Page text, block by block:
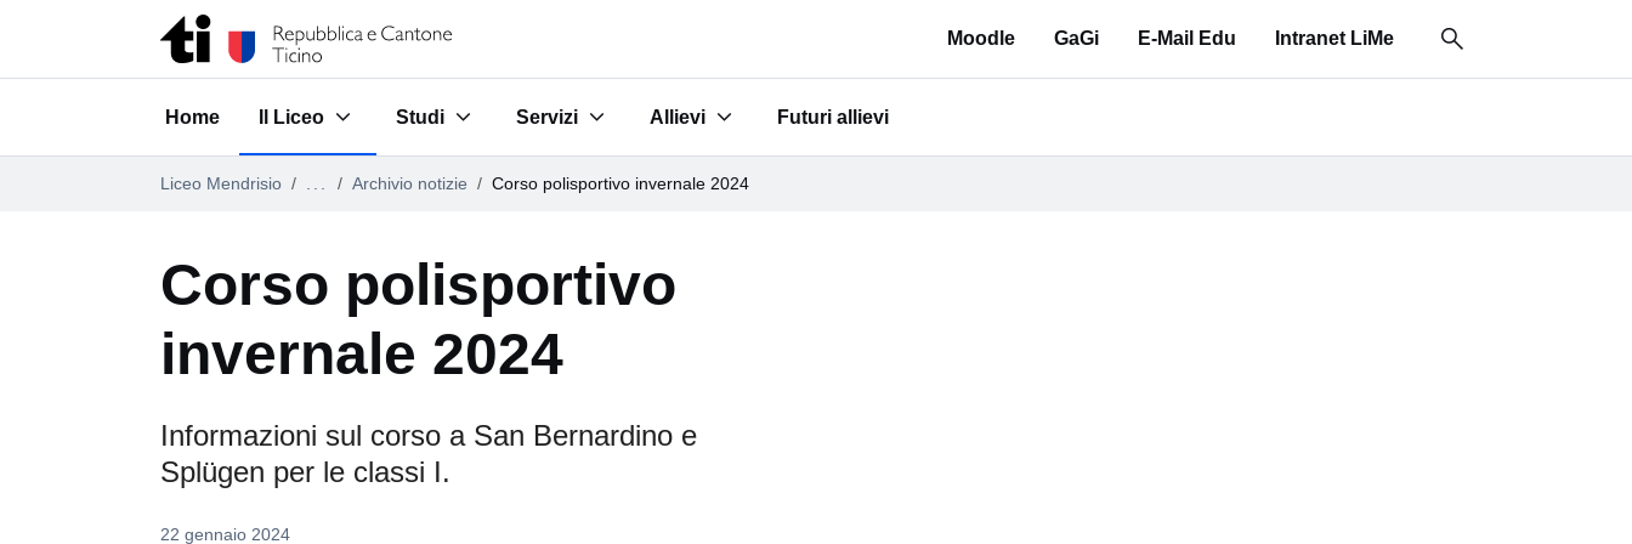
Vai al contenuto della pagina
Moodle
GaGi E-Mail Edu Intranet LiMe
Home Il Liceo
Submenu for "Il Liceo"
Studi
Submenu for "Studi"
Servizi
Submenu for "Servizi"
Allievi
Submenu for "Allievi"
Futuri allievi
Liceo Mendrisio Archivio notizie Corso polisportivo invernale 2024
Corso polisportivo
invernale 2024
Informazioni sul corso a San Bernardino e
Splügen per le classi I.
22 gennaio 2024